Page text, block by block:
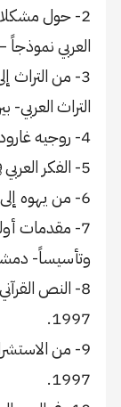
2- حول
العربي نموذجاً
3- من التراث
التراث العربي-
4- روجيه غارودي بعد الصمت – بيروت 1975.
5- الفكر العربي في بواكيره وآفاقه الأولى – دمشق 1982.
6- من يهوه إلى الله ( في مجلدين)- دمشق 1986.
7- مقدمات
وتأسيساً- دمشق
8- النص
1997.
9- من
1997.